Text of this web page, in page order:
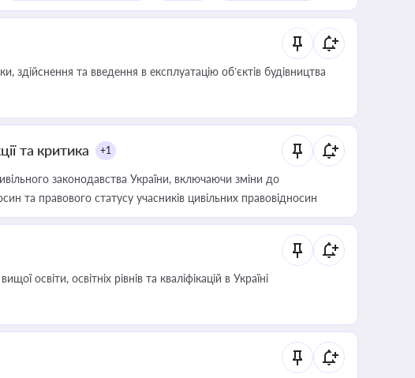
здійснення та введення в експлуатацію об’єктів будівництва
та критика +1
законодавства України, включаючи зміни до
та правового статусу учасників цивільних правовідносин
освіти, освітніх рівнів та кваліфікацій в Україні